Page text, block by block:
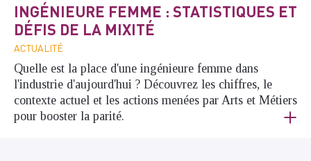
INGÉNIEURE FEMME : STATISTIQUES ET
DÉFIS DE LA MIXITÉ
ACTUALITÉ
Quelle est la place d'une ingénieure femme dans
l'industrie d'aujourd'hui ? Découvrez les chiffres, le
contexte actuel et les actions menées par Arts et Métiers
pour booster la parité.